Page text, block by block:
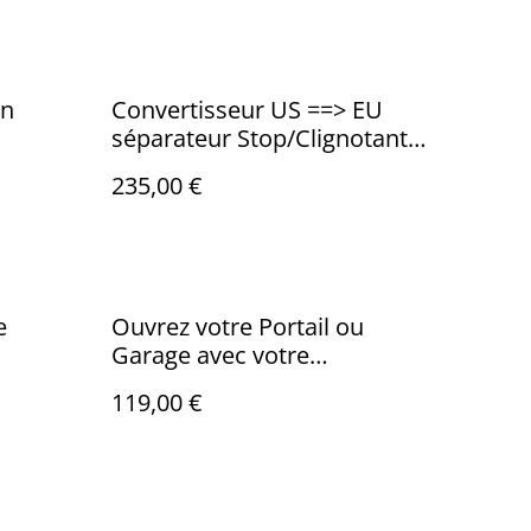
Convertisseur US ==> EU
séparateur Stop/Clignotant
235,00 €
Ouvrez votre Portail ou
Garage avec votre
119,00 €